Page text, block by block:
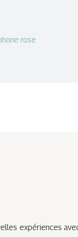
rose
expériences